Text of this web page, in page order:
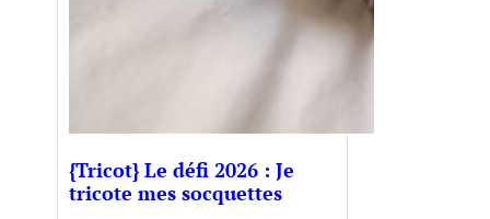
{Tricot} Le défi 2026 : Je
tricote mes socquettes